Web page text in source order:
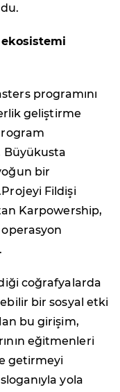
ekosistemi
programını
geliştirme
Büyükusta
bir
Fildişi
Karpowership,
coğrafyalarda
bir sosyal etki
bu girişim,
eğitmenleri
getirmeyi
sloganıyla yola